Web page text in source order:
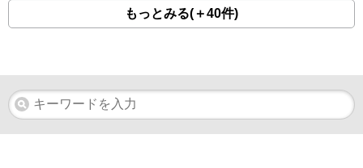
もっとみる(＋40件)